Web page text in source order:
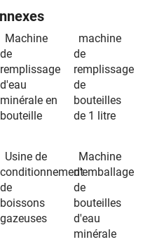
Machine
de
remplissage
d'eau
minérale en
bouteille
machine
de
remplissage
de
bouteilles
de 1 litre
Usine de
conditionnement
de
boissons
gazeuses
Machine
d'emballage
de
bouteilles
d'eau
minérale